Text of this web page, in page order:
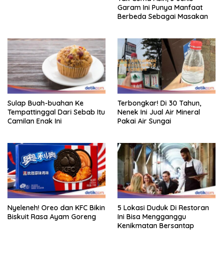
Garam Ini Punya Manfaat
Berbeda Sebagai Masakan
Sulap Buah-buahan Ke
Tempattinggal Dari Sebab Itu
Camilan Enak Ini
Terbongkar! Di 30 Tahun,
Nenek Ini Jual Air Mineral
Pakai Air Sungai
Nyeleneh! Oreo dan KFC Bikin
Biskuit Rasa Ayam Goreng
5 Lokasi Duduk Di Restoran
Ini Bisa Mengganggu
Kenikmatan Bersantap